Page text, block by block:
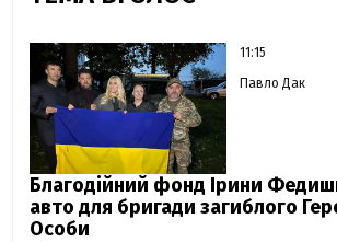
11:15
Павло Дак
Благодійний фонд Ірини
авто для бригади загиблого
Особи